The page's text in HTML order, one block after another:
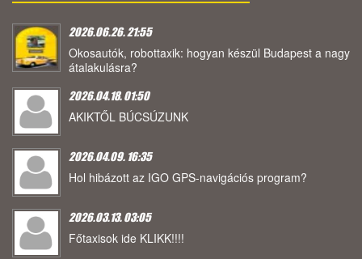
2026.06.26. 21:55
Okosautók, robottaxik: hogyan készül Budapest a nagy
átalakulásra?
2026.04.18. 01:50
AKIKTŐL BÚCSÚZUNK
2026.04.09. 16:35
Hol hibázott az IGO GPS-navigációs program?
2026.03.13. 03:05
Főtaxisok ide KLIKK!!!!